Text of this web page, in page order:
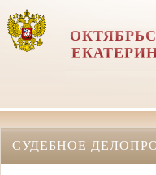
СУДЕБНОЕ